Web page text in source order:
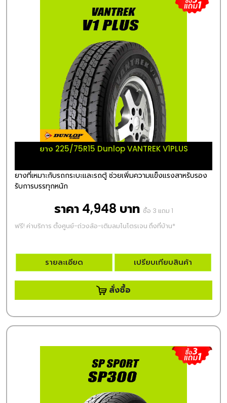
ยาง 225/75R15 Dunlop VANTREK V1PLUS
ยางที่เหมาะกับรถกระบะและรถตู้ ช่วยเพิ่มความแข็งแรงสาหรับรอง
รับการบรรทุกหนัก
ราคา 4,948 บาท ซื้อ 3 แถม 1
ฟรี! ค่าบริการ ตั้งศูนย์-ถ่วงล้อ-เติมลมไนโตรเจน ถึงที่บ้าน*
รายละเอียด เปรียบเทียบสินค้า
สั่งซื้อ